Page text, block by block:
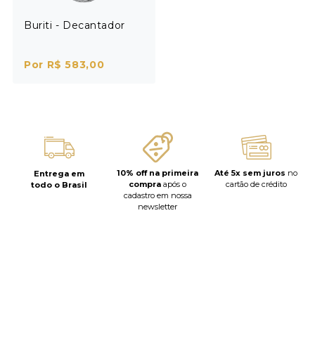
Buriti - Decantador
Por R$ 583,00
Entrega em
todo o Brasil
10% off na primeira
compra após o
cadastro em nossa
newsletter
Até 5x sem juros no
cartão de crédito